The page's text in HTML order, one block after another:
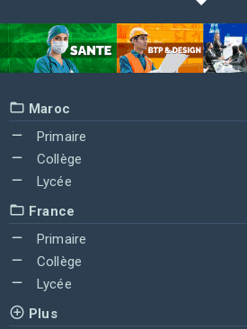
Maroc
Primaire
Collège
Lycée
France
Primaire
Collège
Lycée
Plus